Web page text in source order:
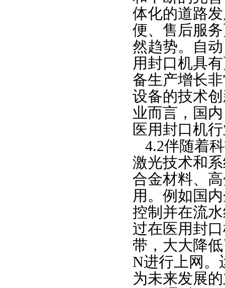
体化的道路
便、售后服
然趋势。自
用封口机具
备生产增长
设备的技术
业而言，国
医用封口机
4.2伴随着
激光技术和
合金材料、
用 。例如国
控制并在流
过在医用封
带，大大降
N进行上网。
为未来发展